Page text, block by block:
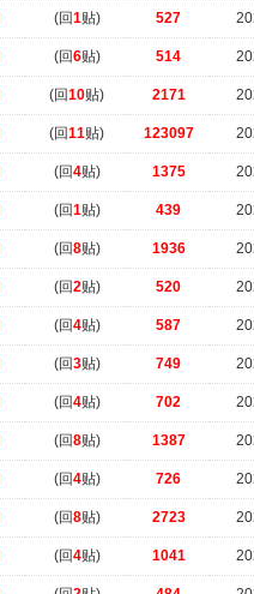
(回1贴) 527
(回6贴) 514
(回10贴) 2171
(回11贴) 123097
(回4贴) 1375
(回1贴) 439
(回8贴) 1936
(回2贴) 520
(回4贴) 587
(回3贴) 749
(回4贴) 702
(回8贴) 1387
(回4贴) 726
(回8贴) 2723
(回4贴) 1041